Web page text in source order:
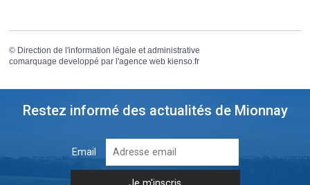
© Direction de l'information légale et administrative
comarquage developpé par l'agence web kienso.fr
Restez informé des actualités de Mionnay
Email